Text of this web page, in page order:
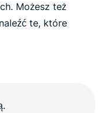
Możesz też
te, które